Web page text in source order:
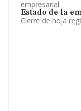
empresarial
Estado de la
Cierre de hoja